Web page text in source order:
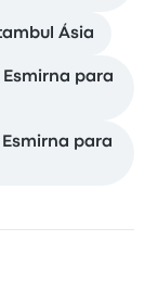
Ásia
para
para